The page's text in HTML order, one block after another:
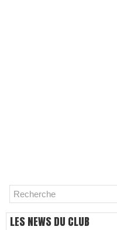
LES NEWS DU CLUB